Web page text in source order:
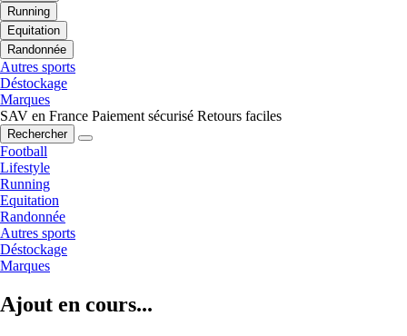
Running
Equitation
Randonnée
Autres sports
Déstockage
Marques
SAV en France Paiement sécurisé Retours faciles
Rechercher
Football
Lifestyle
Running
Equitation
Randonnée
Autres sports
Déstockage
Marques
Ajout en cours...